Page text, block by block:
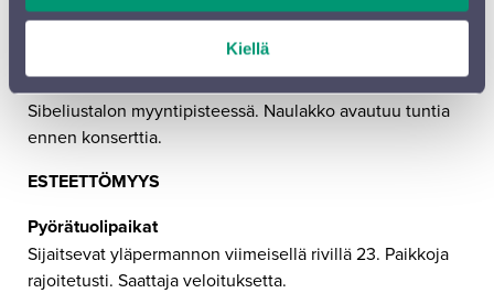
Kiellä
Vain korttimaksu. Naulakkomaksun voi myös ostaa lipun
oston yhteydessä Lippu.fin verkkokaupassa sekä
Sibeliustalon myyntipisteessä. Naulakko avautuu tuntia
ennen konserttia.
ESTEETTÖMYYS
Pyörätuolipaikat
Sijaitsevat yläpermannon viimeisellä rivillä 23. Paikkoja
rajoitetusti. Saattaja veloituksetta.